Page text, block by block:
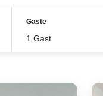
Gäste